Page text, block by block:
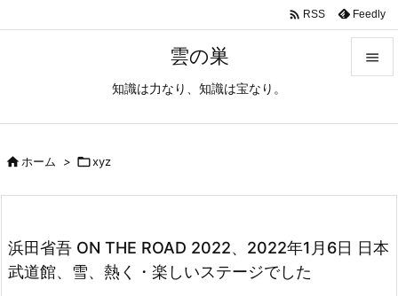
雲の巣
知識は力なり、知識は宝なり。

次へ
 RSS Feedly
ホーム > xyz
浜田省吾 ON THE ROAD 2022、2022年1月6日 日本
武道館、雪、熱く・楽しいステージでした